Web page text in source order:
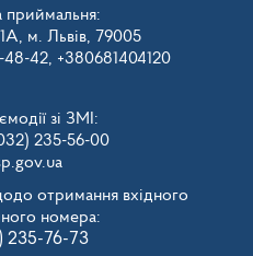
приймальня:
м. Львів, 79005
42, +380681404120
зі ЗМІ:
235-56-00
отримання вхідного
номера:
235-76-73